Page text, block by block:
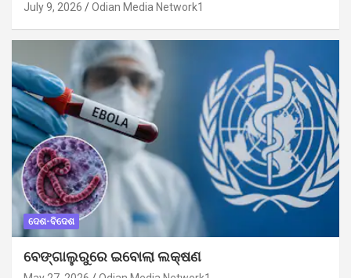
July 9, 2026 Odian Media Network1
ଦେଶ-ବିଦେଶ
ବେଙ୍ଗାଲୁରୁରେ ଇବୋଲା ଲକ୍ଷଣ